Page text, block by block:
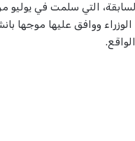
التي سلمت في يوليو
ووافق عليها موجها